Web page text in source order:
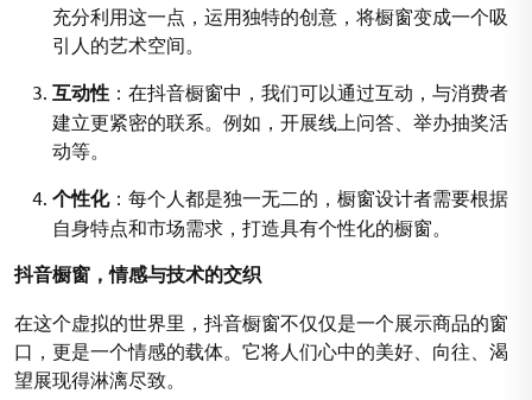
充分利用这一点，运用独特的创意，将橱窗变成一个吸
引人的艺术空间。
互动性 ：在抖音橱窗中，我们可以通过互动，与消费者
建立更紧密的联系。例如，开展线上问答、举办抽奖活
动等。
个性化：每个人都是独一无二的，橱窗设计者需要根据
自身特点和市场需求，打造具有个性化的橱窗。
抖音橱窗，情感与技术的交织
在这个虚拟的世界里，抖音橱窗不仅仅是一个展示商品的窗
口，更是一个情感的载体。它将人们心中的美好、向往、渴
望展现得淋漓尽致。